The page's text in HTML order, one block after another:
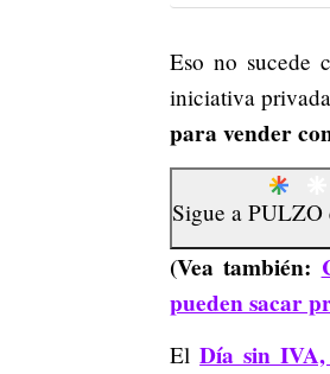
Eso no sucede
iniciativa
para vender
Sigue a PULZO
(Vea también:
pueden sacar
ElDía sin